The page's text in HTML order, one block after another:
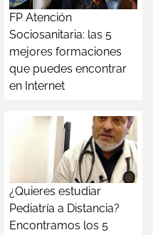
FP Atención
Sociosanitaria: las 5
mejores formaciones
que puedes encontrar
en Internet
¿Quieres estudiar
Pediatría a Distancia?
Encontramos los 5